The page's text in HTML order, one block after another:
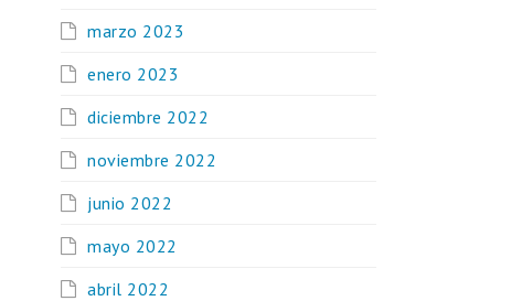
marzo 2023
enero 2023
diciembre 2022
noviembre 2022
junio 2022
mayo 2022
abril 2022